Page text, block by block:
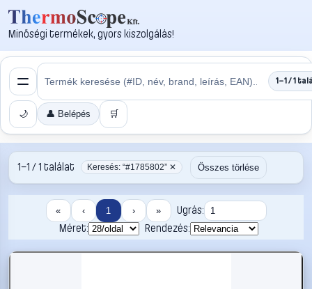
Minőségi termékek, gyors kiszolgálás!
1–1 / 1
🌙 👤 Belépés 🛒
1–1 / 1 találat Keresés: “#1785802” ✕ Összes törlése
« ‹ 1 › »
Ugrás:
Méret:
Rendezés: